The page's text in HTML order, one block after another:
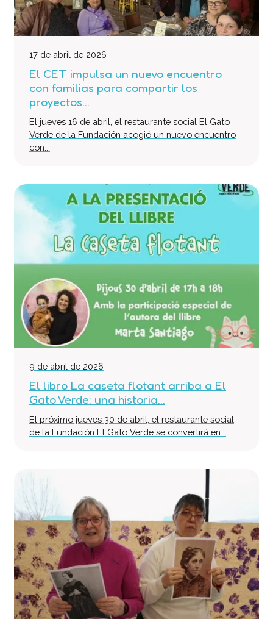
17 de abril de 2026
El CET impulsa un nuevo encuentro
con familias para compartir los
proyectos...
El jueves 16 de abril, el restaurante social El Gato
Verde de la Fundación acogió un nuevo encuentro
con...
9 de abril de 2026
El libro La caseta flotant arriba a El
Gato Verde: una historia...
El próximo jueves 30 de abril, el restaurante social
de la Fundación El Gato Verde se convertirá en...